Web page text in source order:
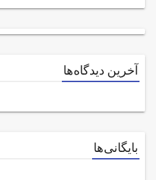
آخرین دیدگاه‌ها
بایگانی‌ها